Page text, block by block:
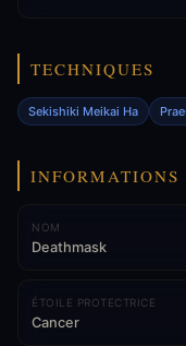
TECHNIQUES
Sekishiki Meikai Ha
INFORMATIONS
NOM
Deathmask
ÉTOILE PROTECTRICE
Cancer